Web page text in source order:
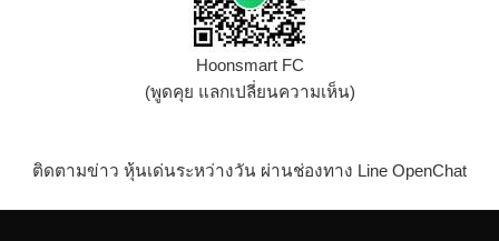
Hoonsmart FC
(พูดคุย แลกเปลี่ยนความเห็น)
ติดตามข่าว หุ้นเด่นระหว่างวัน ผ่านช่องทาง Line OpenChat